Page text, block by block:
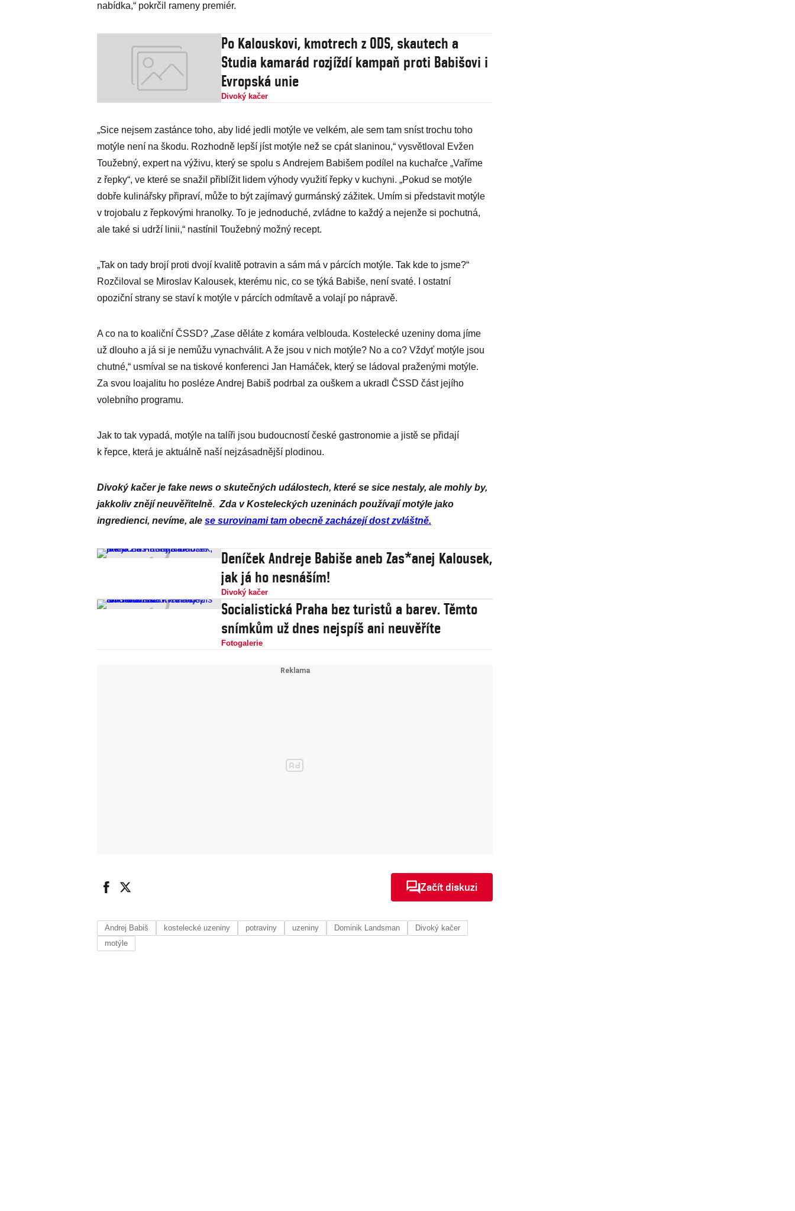
nabídka,“ pokrčil rameny premiér.
Po Kalouskovi, kmotrech z ODS, skautech a
Studia kamarád rozjíždí kampaň proti Babišovi i
Evropská unie
Divoký kačer
„Sice nejsem zastánce toho, aby lidé jedli motýle ve velkém, ale sem tam sníst trochu toho
motýle není na škodu. Rozhodně lepší jíst motýle než se cpát slaninou,“ vysvětloval Evžen
Toužebný, expert na výživu, který se spolu s Andrejem Babišem podílel na kuchařce „Vaříme
z řepky“, ve které se snažil přiblížit lidem výhody využití řepky v kuchyni. „Pokud se motýle
dobře kulinářsky připraví, může to být zajímavý gurmánský zážitek. Umím si představit motýle
v trojobalu z řepkovými hranolky. To je jednoduché, zvládne to každý a nejenže si pochutná,
ale také si udrží linii,“ nastínil Toužebný možný recept.
„Tak on tady brojí proti dvojí kvalitě potravin a sám má v párcích motýle. Tak kde to jsme?“
Rozčiloval se Miroslav Kalousek, kterému nic, co se týká Babiše, není svaté. I ostatní
opoziční strany se staví k motýle v párcích odmítavě a volají po nápravě.
A co na to koaliční ČSSD? „Zase děláte z komára velblouda. Kostelecké uzeniny doma jíme
už dlouho a já si je nemůžu vynachválit. A že jsou v nich motýle? No a co? Vždyť motýle jsou
chutné,“ usmíval se na tiskové konferenci Jan Hamáček, který se ládoval praženými motýle.
Za svou loajalitu ho posléze Andrej Babiš podrbal za ouškem a ukradl ČSSD část jejího
volebního programu.
Jak to tak vypadá, motýle na talíři jsou budoucností české gastronomie a jistě se přidají
k řepce, která je aktuálně naší nejzásadnější plodinou.
Divoký kačer je fake news o skutečných událostech, které se sice nestaly, ale mohly by,
jakkoliv znějí neuvěřitelně. Zda v Kosteleckých uzeninách používají motýle jako
ingredienci, nevíme, ale se surovinami tam obecně zacházejí dost zvláštně.
Deníček Andreje Babiše aneb Zas*anej Kalousek,
jak já ho nesnáším!
Divoký kačer
Socialistická Praha bez turistů a barev. Těmto
snímkům už dnes nejspíš ani neuvěříte
Fotogalerie
Začít diskuzi
Andrej Babiš kostelecké uzeniny potraviny uzeniny Dominik Landsman
Divoký kačer
motýle